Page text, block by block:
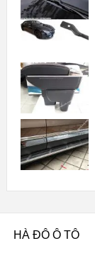
HÀ ĐÔ Ô TÔ